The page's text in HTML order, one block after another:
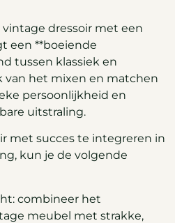
dressoir met een
een **boeiende
tussen klassiek en
van het mixen en matchen
persoonlijkheid en
uitstraling.
met succes te integreren in
kun je de volgende
combineer het
meubel met strakke,